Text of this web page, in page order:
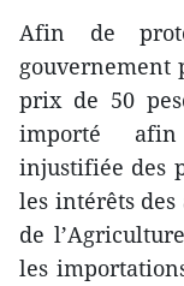
Afin de
gouvernement
prix de 50
importé afin
injustifiée des
les intérêts
de
les